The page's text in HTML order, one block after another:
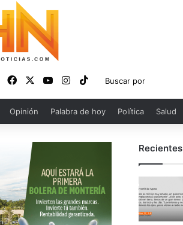
FacebookYouTubeInstagram
TikTok
Opinión Palabra de hoy Política Salud
Recientes